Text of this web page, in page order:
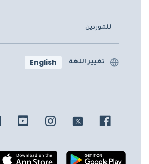
للموردين
تغيير اللغة English